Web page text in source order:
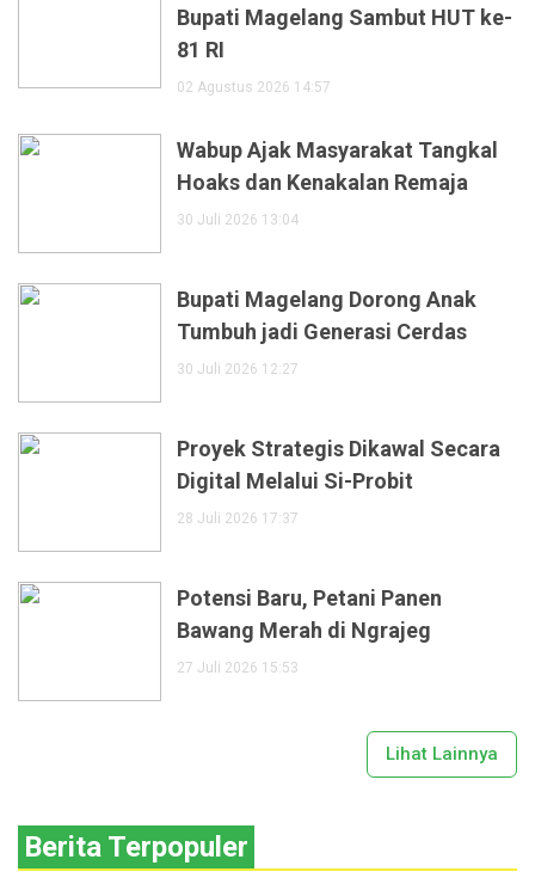
Bupati Magelang Sambut HUT ke-
81 RI
02 Agustus 2026 14:57
Wabup Ajak Masyarakat Tangkal
Hoaks dan Kenakalan Remaja
30 Juli 2026 13:04
Bupati Magelang Dorong Anak
Tumbuh jadi Generasi Cerdas
30 Juli 2026 12:27
Proyek Strategis Dikawal Secara
Digital Melalui Si-Probit
28 Juli 2026 17:37
Potensi Baru, Petani Panen
Bawang Merah di Ngrajeg
27 Juli 2026 15:53
Lihat Lainnya
Berita Terpopuler